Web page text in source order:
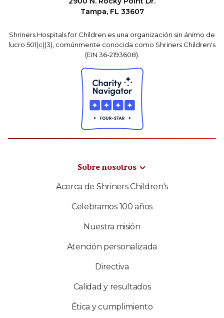
Tampa, FL 33607
Shriners Hospitals for Children es una organización sin ánimo de
lucro 501(c)(3), comúnmente conocida como Shriners Children's
(EIN 36-2193608).
Sobre nosotros
Acerca de Shriners Children's
Celebramos 100 años
Nuestra misión
Atención personalizada
Directiva
Calidad y resultados
Ética y cumplimiento